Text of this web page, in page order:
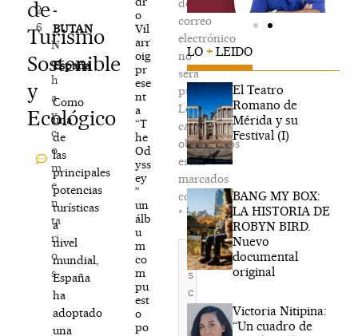
de
Turismo
Sostenible
y
Ecológico
2
6
N
o
h
a
y
c
o
m
e
n
ta
ri
o
s
-
BUTAN
España
Como
una
de
las
principales
potencias
turísticas
a
nivel
mundial,
España
ha
adoptado
una
o
Vil
arr
oig
pr
ese
nt
a
“T
he
Od
yss
ey
”
un
álb
u
m
co
m
pu
est
o
po
de
correo
electrónico
no
será
publicada.
Los
campos
obligatorios
están
marcados
con
*
Escribe
aquí...
LO + LEIDO
El Teatro
Romano de
Mérida y su
Festival (I)
BANG MY BOX:
LA HISTORIA DE
ROBYN BIRD.
Nuevo
documental
original
Victoria Nitipina:
“Un cuadro de